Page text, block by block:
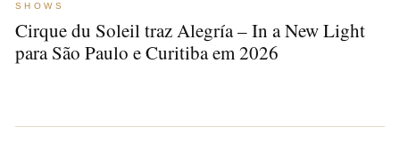
SHOWS
Cirque du Soleil traz Alegría – In a New Light
para São Paulo e Curitiba em 2026